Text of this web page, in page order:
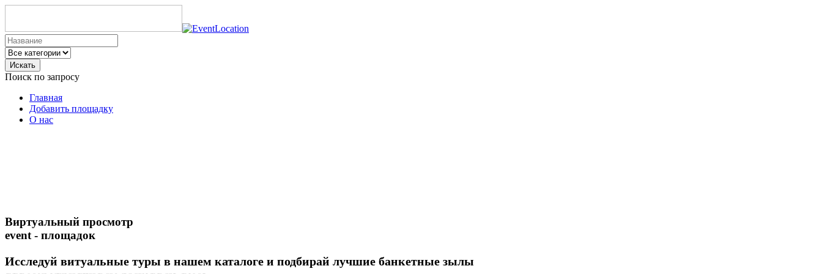
Искать
Поиск по запросу
Главная
Добавить площадку
О нас
Виртуальный просмотр
event - площадок
Исследуй витуальные туры в нашем каталоге и подбирай лучшие банкетные зылы